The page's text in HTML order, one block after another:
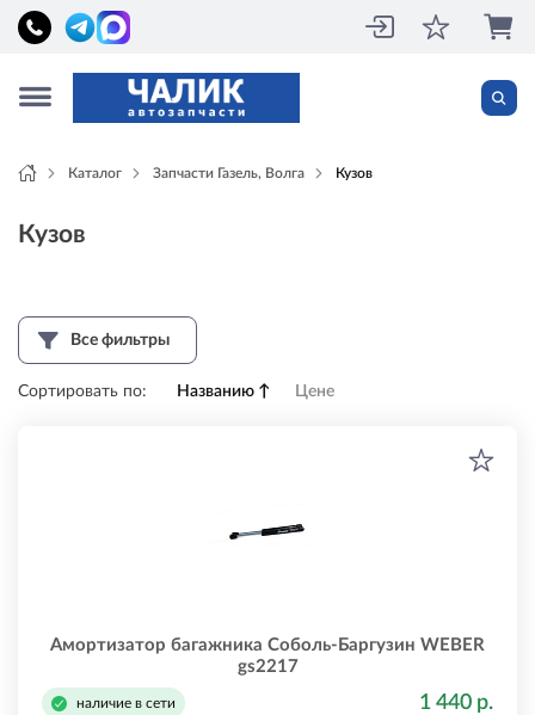
Каталог Запчасти Газель, Волга Кузов
Кузов
Все фильтры
Сортировать по: Названию ↑ Цене
Амортизатор багажника Соболь-Баргузин WEBER
gs2217
наличие в сети 1 440 р.